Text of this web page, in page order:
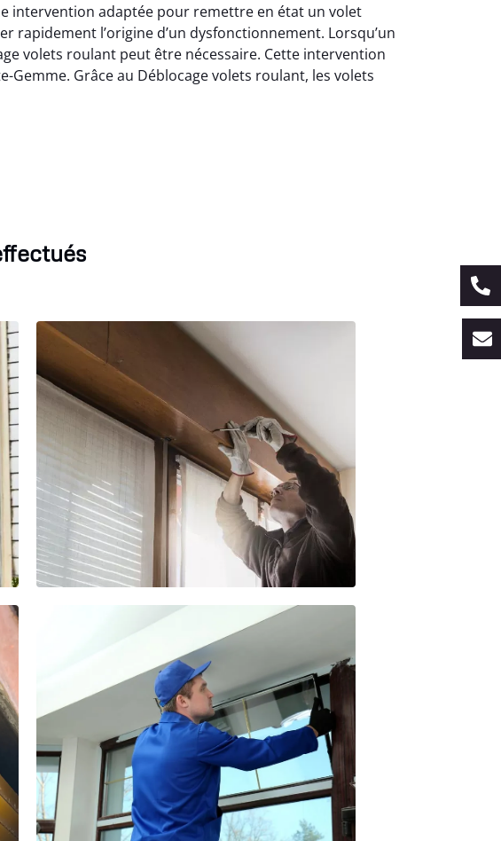
intervention adaptée pour remettre en état un volet
l’origine d’un dysfonctionnement. Lorsqu’un
volets roulant peut être nécessaire. Cette intervention
Grâce au Déblocage volets roulant, les volets